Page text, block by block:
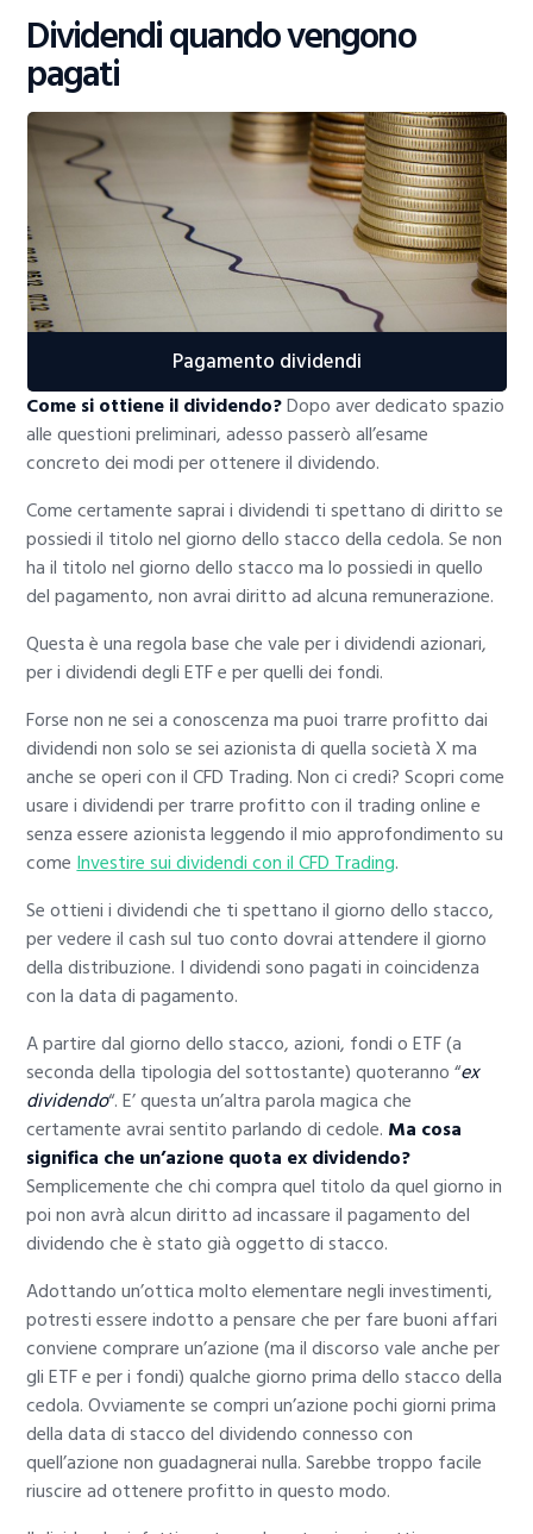
Dividendi quando vengono
pagati
Pagamento dividendi
Come si ottiene il dividendo?Dopo aver dedicato spazio
alle questioni preliminari, adesso passerò all’esame
concreto dei modi per ottenere il dividendo.
Come certamente saprai i dividendi ti spettano di diritto se
possiedi il titolo nel giorno dello stacco della cedola. Se non
ha il titolo nel giorno dello stacco ma lo possiedi in quello
del pagamento, non avrai diritto ad alcuna remunerazione.
Questa è una regola base che vale per i dividendi azionari,
per i dividendi degli ETF e per quelli dei fondi.
Forse non ne sei a conoscenza ma puoi trarre profitto dai
dividendi non solo se sei azionista di quella società X ma
anche se operi con il CFD Trading. Non ci credi? Scopri come
usare i dividendi per trarre profitto con il trading online e
senza essere azionista leggendo il mio approfondimento su
comeInvestire sui dividendi con il CFD Trading.
Se ottieni i dividendi che ti spettano il giorno dello stacco,
per vedere il cash sul tuo conto dovrai attendere il giorno
della distribuzione. I dividendi sono pagati in coincidenza
con la data di pagamento.
A partire dal giorno dello stacco, azioni, fondi o ETF (a
seconda della tipologia del sottostante) quoteranno “ex
dividendo“. E’ questa un’altra parola magica che
certamente avrai sentito parlando di cedole. Ma cosa
significa che un’azione quota ex dividendo?
Semplicemente che chi compra quel titolo da quel giorno in
poi non avrà alcun diritto ad incassare il pagamento del
dividendo che è stato già oggetto di stacco.
Adottando un’ottica molto elementare negli investimenti,
potresti essere indotto a pensare che per fare buoni affari
conviene comprare un’azione (ma il discorso vale anche per
gli ETF e per i fondi) qualche giorno prima dello stacco della
cedola. Ovviamente se compri un’azione pochi giorni prima
della data di stacco del dividendo connesso con
quell’azione non guadagnerai nulla. Sarebbe troppo facile
riuscire ad ottenere profitto in questo modo.